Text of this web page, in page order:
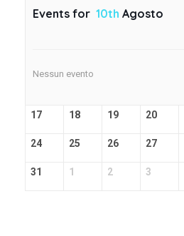
Events for 10th Agosto
Nessun evento
17 18 19 20
24 25 26 27
31 1 2 3